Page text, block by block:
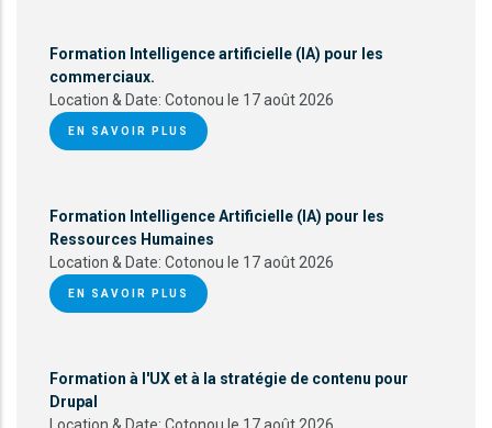
Formation Intelligence artificielle (IA) pour les
commerciaux.
Location & Date: Cotonou le 17 août 2026
EN SAVOIR PLUS
Formation Intelligence Artificielle (IA) pour les
Ressources Humaines
Location & Date: Cotonou le 17 août 2026
EN SAVOIR PLUS
Formation à l'UX et à la stratégie de contenu pour
Drupal
Location & Date: Cotonou le 17 août 2026